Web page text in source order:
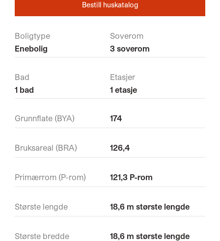
Bestill huskatalog
Boligtype
Enebolig
Soverom
3 soverom
Bad
1 bad
Etasjer
1 etasje
Grunnflate (BYA) 174
Bruksareal (BRA) 126,4
Primærrom (P-rom) 121,3 P-rom
Største lengde 18,6 m største lengde
Største bredde 18,6 m største lengde